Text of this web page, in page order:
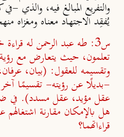
والتفريع المبالغ فيه، والذي
يُفقِد الاجتهاد معناه ومغزاه
س3: طه عبد الرحمن له
تعلمون، حيث يتعارض مع رؤية
وتقسيمه للعقول: (بيان،
-بديلًا عن رؤيته- تقسيمًا
عقل مؤيد، عقل مسدد). في
هل بالإمكان مقارنة اشتغالهم
قراءاتهما؟